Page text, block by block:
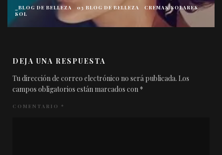
_BLOG DE BELLEZA 03 BLOG DE BELLEZA
CREMAS SOLARES
SOL
DEJA UNA RESPUESTA
Tu dirección de correo electrónico no será publicada. Los
campos obligatorios están marcados con *
COMENTARIO *